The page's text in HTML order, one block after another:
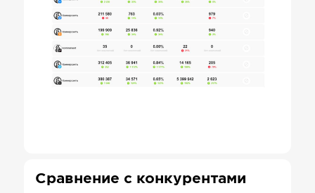
Сравнение с конкурентами